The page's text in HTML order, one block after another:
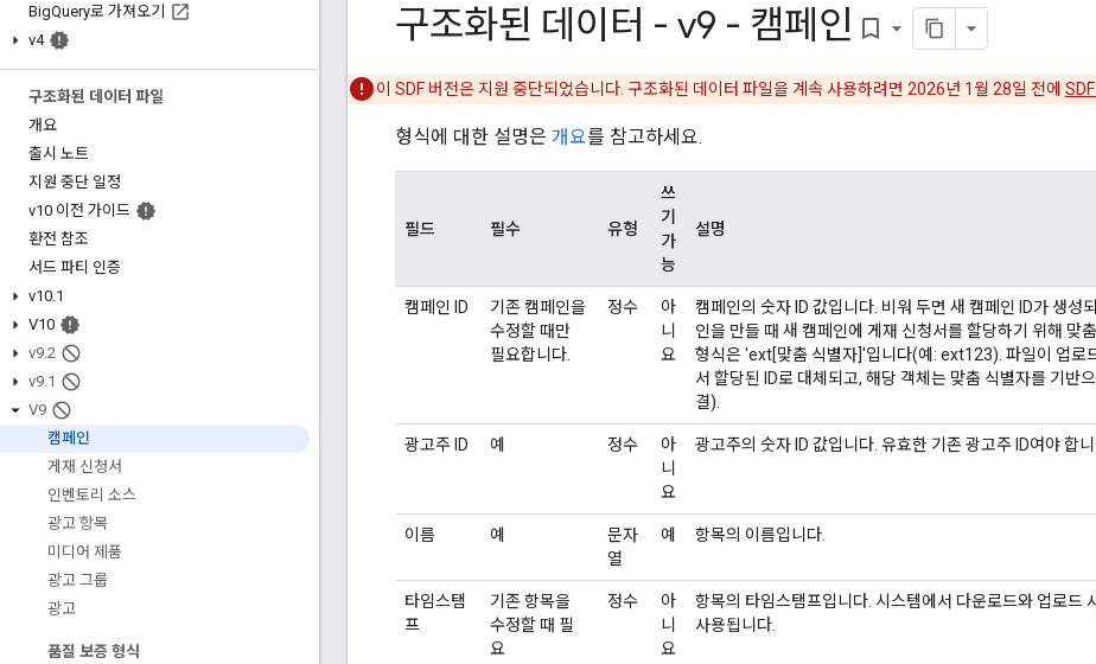
BigQuery로 가져오기
v4
구조화된 데이터 파일
개요
출시 노트
지원 중단 일정
v10 이전 가이드
환전 참조
서드 파티 인증
v10.1
V10
v9.2
v9.1
V9
캠페인
게재 신청서
인벤토리 소스
광고 항목
미디어 제품
광고 그룹
광고
품질 보증 형식
구조화된 데이터 - v9 - 캠페인 bookmark_border
이 SDF 버전은 지원 중단되었습니다. 구조화된 데이터 파일을 계속 사용하려면 2026년 1월 28일 전에
형식에 대한 설명은 개요를 참고하세요.
필드 필수 유형
쓰
기
가
능
설명
캠페인 ID
기존 캠페인을
수정할 때만
필요합니다.
정수
아
니
요
캠페인의 숫자 ID 값입니다. 비워 두면 새 캠페인 ID가 생성
인을 만들 때 새 캠페인에 게재 신청서를 할당하기 위해 맞
형식은 'ext[맞춤 식별자]'입니다(예: ext123). 파일이 업로
서 할당된 ID로 대체되고, 해당 객체는 맞춤 식별자를 기반
결).
광고주 ID 예 정수
아
니
요
광고주의 숫자 ID 값입니다. 유효한 기존 광고주 ID여야 합니
이름 예
문자
열
예 항목의 이름입니다.
타임스탬
프
기존 항목을
수정할 때 필
요
정수
아
니
요
항목의 타임스탬프입니다. 시스템에서 다운로드와 업로드
사용됩니다.